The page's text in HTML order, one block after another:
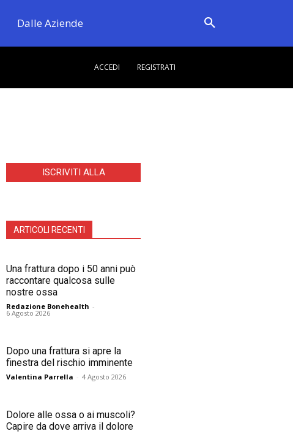
Dalle Aziende
ACCEDI REGISTRATI
ISCRIVITI ALLA
ARTICOLI RECENTI
Una frattura dopo i 50 anni può
raccontare qualcosa sulle
nostre ossa
Redazione Bonehealth -
6 Agosto 2026
Dopo una frattura si apre la
finestra del rischio imminente
Valentina Parrella - 4 Agosto 2026
Dolore alle ossa o ai muscoli?
Capire da dove arriva il dolore